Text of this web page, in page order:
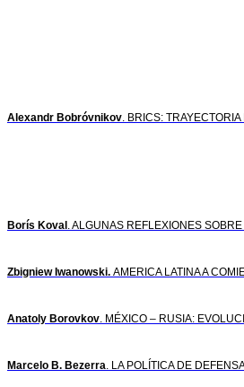
Alexandr Bobróvnikov. BRICS:
Borís Koval. ALGUNAS REFLEXIONES
Zbigniew Iwanowski. AMERICA LATINA A
Anatoly Borovkov. MÉXICO – RUSIA:
Marcelo B. Bezerra. LA POLÍTICA DE